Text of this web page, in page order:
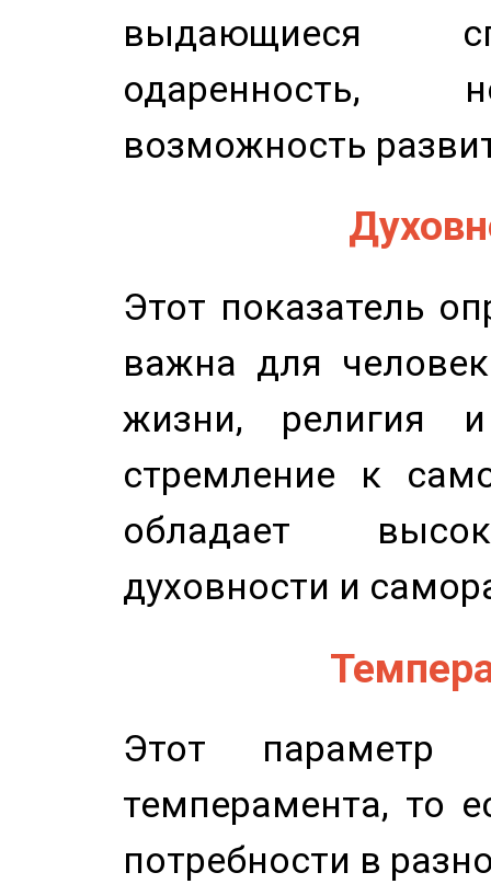
выдающиеся
одаренность,
возможность
Этот показатель
важна для
жизни, религия
стремление к
обладает
духовности и
Этот параметр
темперамента, то
потребности в